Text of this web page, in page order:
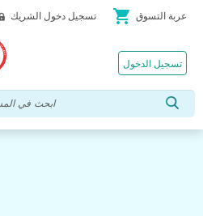
تسجيل دخول الشريك shopping_cart عربة التسوق
تسجيل الدخول